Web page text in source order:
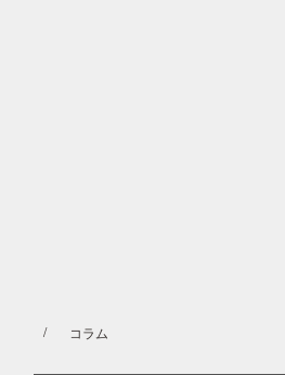
コラム